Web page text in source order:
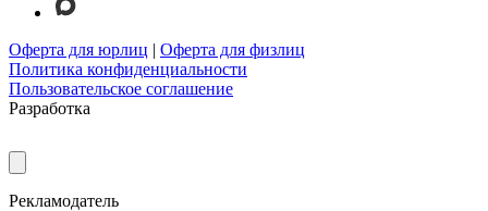
Оферта для юрлиц | Оферта для физлиц
Политика конфиденциальности
Пользовательское соглашение
Разработка
Рекламодатель